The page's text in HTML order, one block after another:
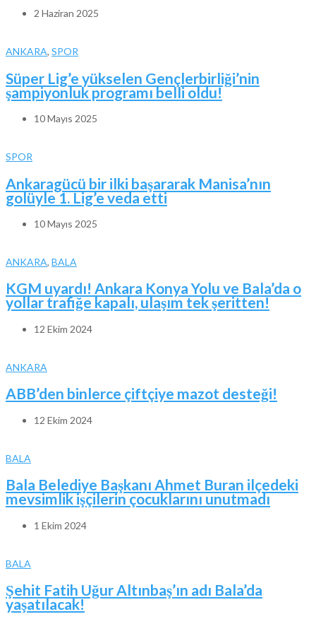
2 Haziran 2025
ANKARA, SPOR
Süper Lig’e yükselen Gençlerbirliği’nin
şampiyonluk programı belli oldu!
10 Mayıs 2025
SPOR
Ankaragücü bir ilki başararak Manisa’nın
golüyle 1. Lig’e veda etti
10 Mayıs 2025
ANKARA, BALA
KGM uyardı! Ankara Konya Yolu ve Bala’da o
yollar trafiğe kapalı, ulaşım tek şeritten!
12 Ekim 2024
ANKARA
ABB’den binlerce çiftçiye mazot desteği!
12 Ekim 2024
BALA
Bala Belediye Başkanı Ahmet Buran ilçedeki
mevsimlik işçilerin çocuklarını unutmadı
1 Ekim 2024
BALA
Şehit Fatih Uğur Altınbaş’ın adı Bala’da
yaşatılacak!